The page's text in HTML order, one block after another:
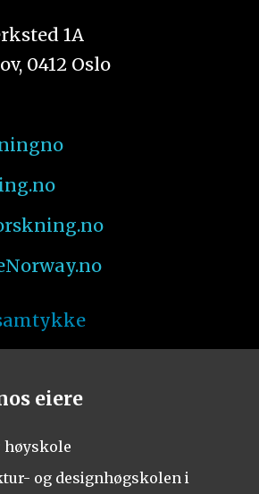
1A
0412 Oslo
eiere
høyskole
og designhøgskolen i